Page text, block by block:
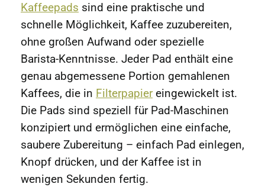
Kaffeepads sind eine praktische und
schnelle Möglichkeit, Kaffee zuzubereiten,
ohne großen Aufwand oder spezielle
Barista-Kenntnisse. Jeder Pad enthält eine
genau abgemessene Portion gemahlenen
Kaffees, die in Filterpapiereingewickelt ist.
Die Pads sind speziell für Pad-Maschinen
konzipiert und ermöglichen eine einfache,
saubere Zubereitung – einfach Pad einlegen,
Knopf drücken, und der Kaffee ist in
wenigen Sekunden fertig.